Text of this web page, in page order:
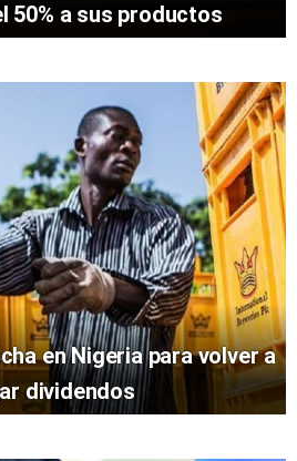
50% a sus productos
en Nigeria para volver a
dividendos